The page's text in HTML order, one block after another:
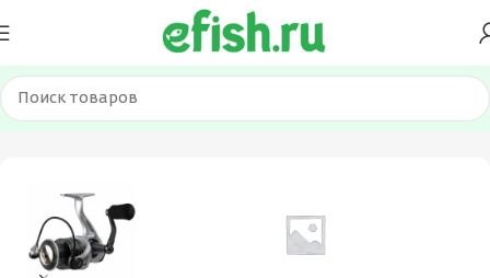
Главная Товар Разрывная нагрузка, кг 1.8